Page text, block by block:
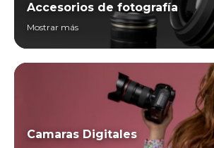
Accesorios de fotografía
Mostrar más
Camaras Digitales